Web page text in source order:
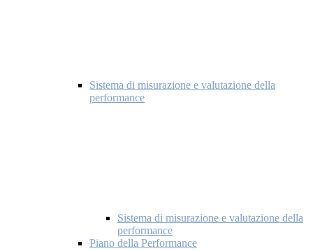
Sistema di misurazione e valutazione della
performance
Sistema di misurazione e valutazione della
performance
Piano della Performance